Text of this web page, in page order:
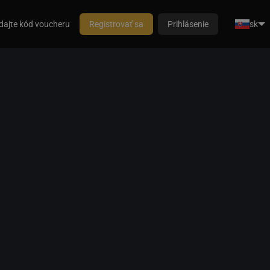
kód voucheru Registrovať sa Prihlásenie sk